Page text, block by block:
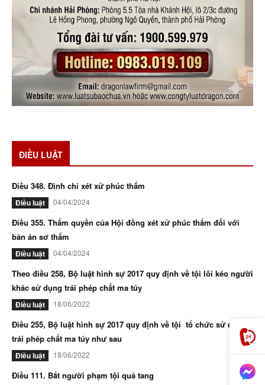
ĐIỀU LUẬT
Điều 348. Đình chỉ xét xử phúc thẩm
Điều luật 04/04/2024
Điều 355. Thẩm quyền của Hội đồng xét xử phúc thẩm đối với
bản án sơ thẩm
Điều luật 04/04/2024
Theo điều 258, Bộ luật hình sự 2017 quy định về tội lôi kéo người
khác sử dụng trái phép chất ma túy
Điều luật 18/06/2022
Điều 255, Bộ luật hình sự 2017 quy định về tội tổ chức sử dụng
trái phép chất ma túy như sau
Điều luật 18/06/2022
Điều 111. Bắt người phạm tội quả tang